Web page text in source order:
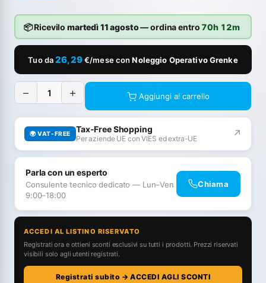
📦 Ricevilo martedì 11 agosto— ordina entro 70h 12m
Tuo da26,29€/mese conNoleggio Operativo Grenke
− + Aggiungi al carrello
🌍 VAT-FREE Tax-Free Shopping
Per aziende UE con VIES ed extra-UE ↗
Parla con un esperto
Consulente tecnico dedicato — Lun–Ven
9:00–18:00
Chiama
ACCEDI AL LISTINO RISERVATO
Registrati ora e ottieni sconti esclusivi su tutti i prodotti. Prezzi riservati
visibili solo agli utenti registrati.
Registrati subito → ACCEDI AGLI SCONTI